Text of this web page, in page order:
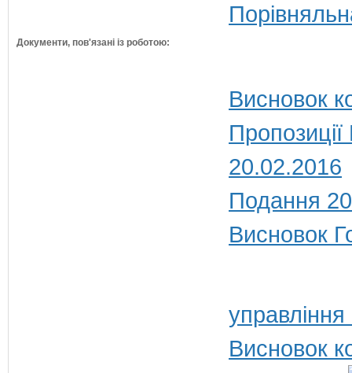
Документи, пов'язані із роботою:
Висновок
20.02.2016
Подання
Висновок
Висновок